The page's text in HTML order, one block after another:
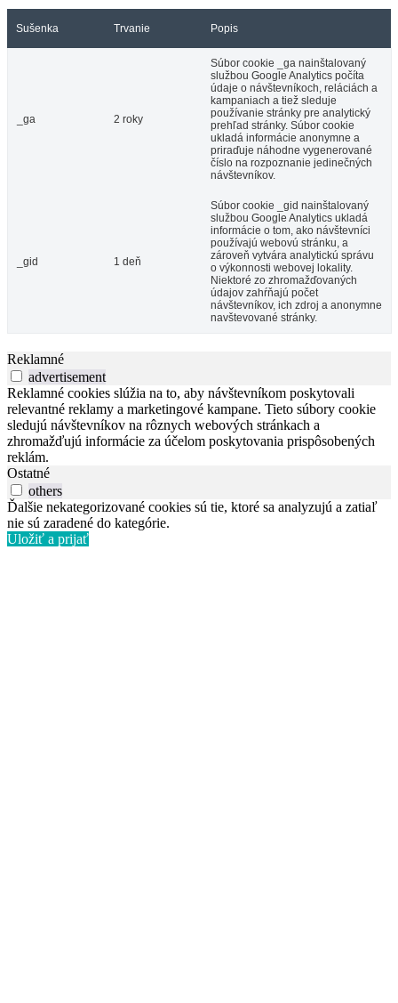
Sušenka Trvanie Popis
_ga 2 roky
Súbor cookie _ga nainštalovaný
službou Google Analytics počíta
údaje o návštevníkoch, reláciách a
kampaniach a tiež sleduje
používanie stránky pre analytický
prehľad stránky. Súbor cookie
ukladá informácie anonymne a
priraďuje náhodne vygenerované
číslo na rozpoznanie jedinečných
návštevníkov.
_gid 1 deň
Súbor cookie _gid nainštalovaný
službou Google Analytics ukladá
informácie o tom, ako návštevníci
používajú webovú stránku, a
zároveň vytvára analytickú správu
o výkonnosti webovej lokality.
Niektoré zo zhromažďovaných
údajov zahŕňajú počet
návštevníkov, ich zdroj a anonymne
navštevované stránky.
Reklamné
advertisement
Reklamné cookies slúžia na to, aby návštevníkom poskytovali
relevantné reklamy a marketingové kampane. Tieto súbory cookie
sledujú návštevníkov na rôznych webových stránkach a
zhromažďujú informácie za účelom poskytovania prispôsobených
reklám.
Ostatné
others
Ďalšie nekategorizované cookies sú tie, ktoré sa analyzujú a zatiaľ
nie sú zaradené do kategórie.
Uložiť a prijať